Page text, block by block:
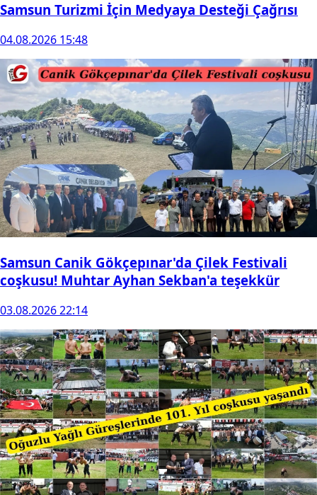
Samsun Turizmi İçin Medyaya Desteği Çağrısı
04.08.2026 15:48
Samsun Canik Gökçepınar'da Çilek Festivali
coşkusu! Muhtar Ayhan Sekban'a teşekkür
03.08.2026 22:14